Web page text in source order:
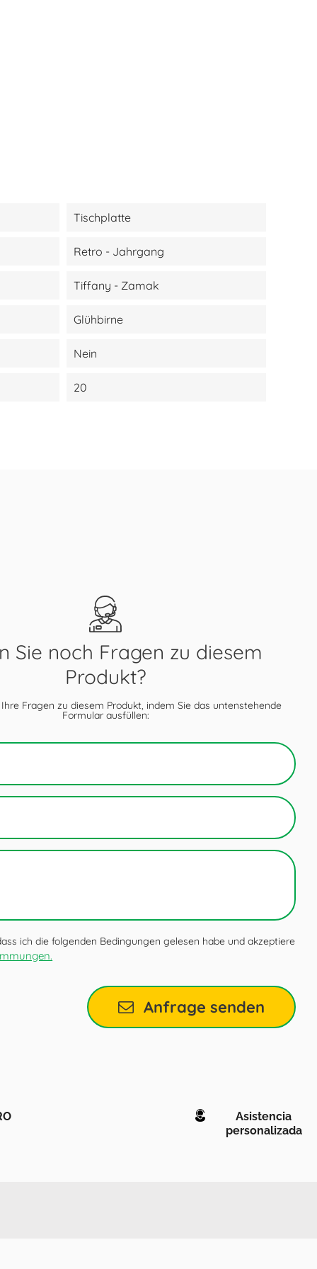
Tischplatte
Retro - Jahrgang
Tiffany - Zamak
Glühbirne
Nein
20
Sie noch Fragen zu diesem
Produkt?
Fragen zu diesem Produkt, indem Sie das untenstehende
Formular ausfüllen:
ich die folgenden Bedingungen gelesen habe und akzeptiere
Anfrage senden
Asistencia
personalizada